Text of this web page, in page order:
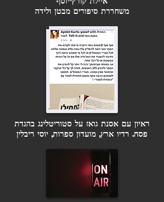
משחררת סיפורים מבטן ולידה
ראיון עם אסנת גואז על סטוריטלינג בהגדת
פסח. רדיו ארץ, מועדון ספרות, יוסי ריבלין